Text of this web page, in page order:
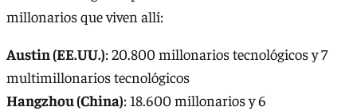
millonarios que viven allí:
‍Austin (EE.UU.): 20.800 millonarios tecnológicos y 7
multimillonarios tecnológicos
Hangzhou (China): 18.600 millonarios y 6